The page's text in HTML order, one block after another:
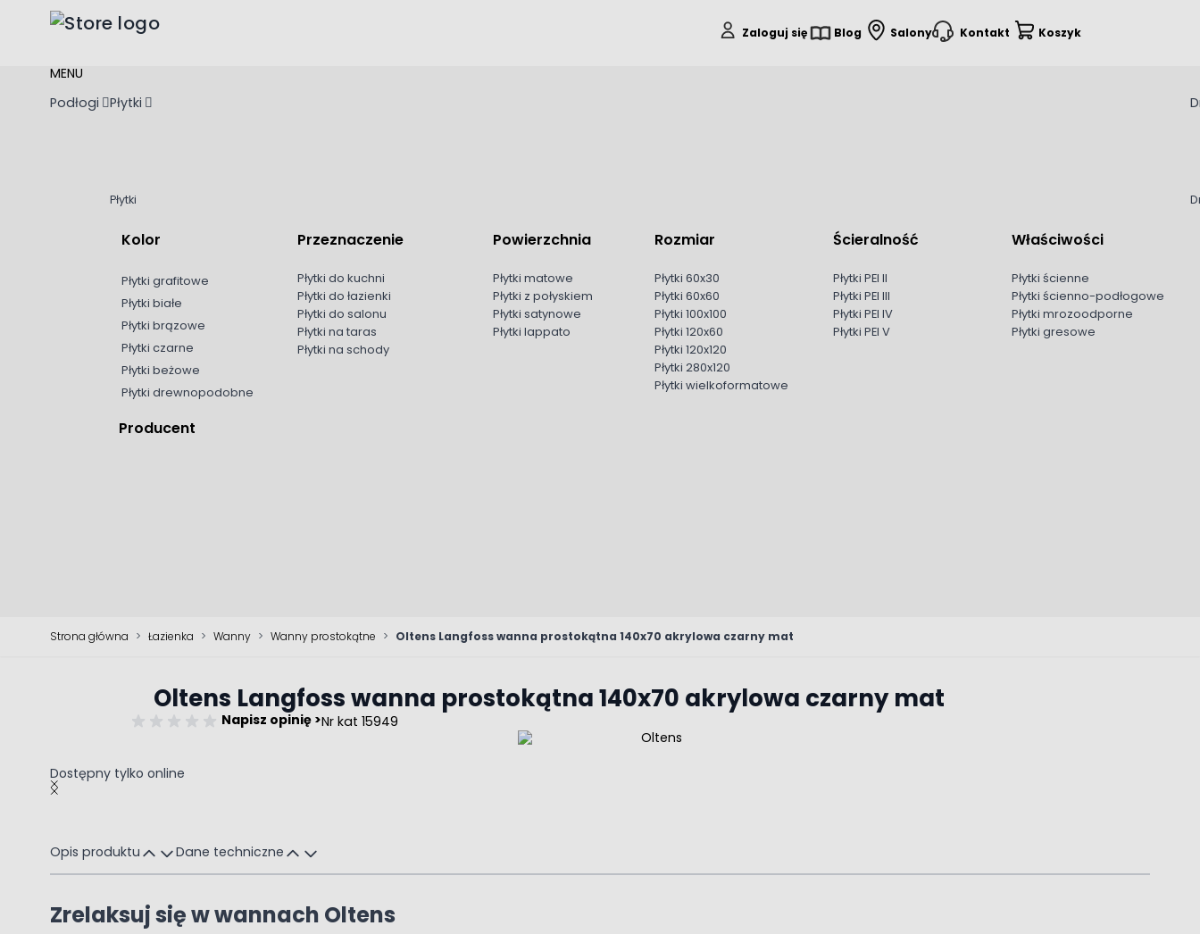
Przejdź do treści
Zaloguj się Blog Salony Kontakt Koszyk
MENU
Podłogi
Płytki
Płytki
Kolor
Płytki grafitowe
Płytki białe
Płytki brązowe
Płytki czarne
Płytki beżowe
Płytki drewnopodobne
Przeznaczenie
Płytki do kuchni
Płytki do łazienki
Płytki do salonu
Płytki na taras
Płytki na schody
Powierzchnia
Płytki matowe
Płytki z połyskiem
Płytki satynowe
Płytki lappato
Rozmiar
Płytki 60x30
Płytki 60x60
Płytki 100x100
Płytki 120x60
Płytki 120x120
Płytki 280x120
Płytki wielkoformatowe
Ścieralność
Płytki PEI II
Płytki PEI III
Płytki PEI IV
Płytki PEI V
Właściwości
Płytki ścienne
Płytki ścienno-podłogowe
Płytki mrozoodporne
Płytki gresowe
Producent
Strona główna > Łazienka > Wanny > Wanny prostokątne > Oltens Langfoss wanna prostokątna 140x70 akrylowa czarny mat
Oltens Langfoss wanna prostokątna 140x70 akrylowa czarny mat
Napisz opinię >Nr kat 15949
Dostępny tylko online
Main image
Click to view image in fullscreen
Opis produktu Dane techniczne
Zrelaksuj się w wannach Oltens